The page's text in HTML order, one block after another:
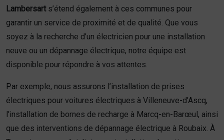
Lambersarts’étend également à ces communes pour
garantir un service de proximité et de qualité. Que vous
soyez à la recherche d’un électricien pour une installation
neuve ou un dépannage électrique, notre équipe est
disponible pour répondre à vos attentes.
Par exemple, nous assurons l’installation de prises
électriques pour voitures électriques à Villeneuve-d’Ascq,
l’installation de bornes de recharge à Marcq-en-Barœul, ainsi
que des interventions de dépannage électrique à Roubaix. À